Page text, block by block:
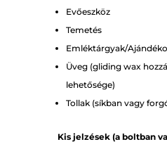
Evőeszköz
Temetés
Emléktárgyak/
Üveg (gliding wax
lehetősége)
Tollak (síkban vagy
Kis jelzések (a boltban